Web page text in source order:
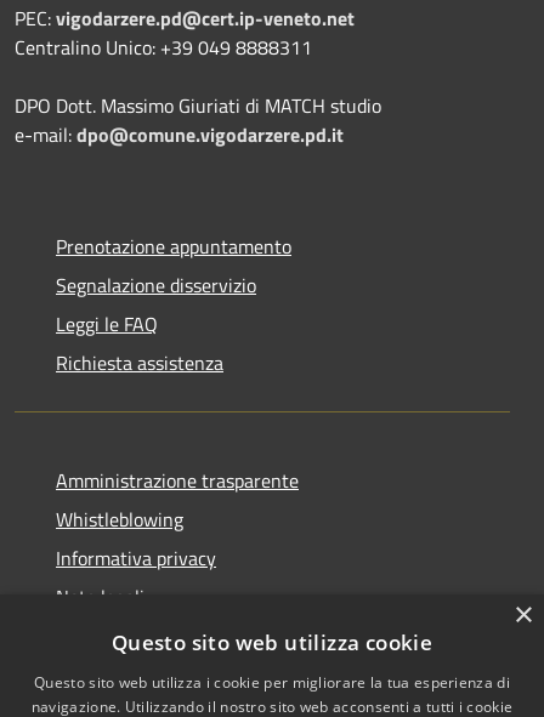
PEC:vigodarzere.pd@cert.ip-veneto.net
Centralino Unico: +39 049 8888311
DPO Dott. Massimo Giuriati di MATCH studio
e-mail:dpo@comune.vigodarzere.pd.it
Prenotazione appuntamento
Segnalazione disservizio
Leggi le FAQ
Richiesta assistenza
Amministrazione trasparente
Whistleblowing
Informativa privacy
Note legali
Dichiarazione di accessibilità
×
Questo sito web utilizza cookie
Questo sito web utilizza i cookie per migliorare la tua esperienza di
navigazione. Utilizzando il nostro sito web acconsenti a tutti i cookie